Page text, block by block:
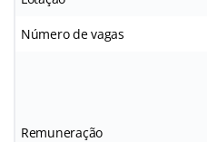
Número de vagas
Remuneração